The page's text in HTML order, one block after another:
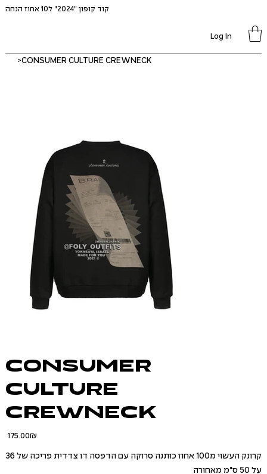
קוד קופון "2024" ל10 אחוז הנחה
Log In
>CONSUMER CULTURE CREWNECK
CONSUMER
CULTURE
CREWNECK
Price ‏175.00 ‏₪
קרונק העשוי מ100 אחוז כותנה סרוקה עם הדפסה דו צדדית פריכה של 36
על 50 ס"מ מאחורה